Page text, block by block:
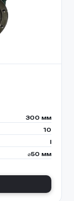
300 мм
10
⌀50 мм